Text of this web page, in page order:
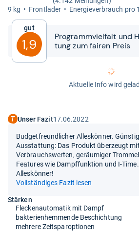
9 kg
Front­la­der Ener­gie­ver­brauch pro
Gut
1,9
Pro­gramm­viel­falt und
tung zum fai­ren Preis
Aktuelle Info wird
Unser Fazit17.06.2022
Budgetfreundlicher Alleskönner.
Ausstattung: Das Produkt überzeugt
Verbrauchswerten, geräumiger
Features wie Dampffunktion und I-
Alleskönner!
Vollständiges Fazit lesen
Stärken
Fleckenautomatik mit Dampf
bakterienhemmende Beschichtung
mehrere Zeitsparoptionen